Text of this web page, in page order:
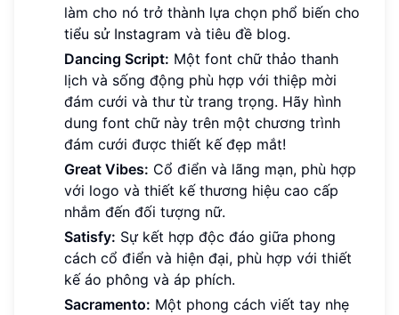
làm cho nó trở thành lựa chọn phổ biến cho
tiểu sử Instagram và tiêu đề blog.
Dancing Script: Một font chữ thảo thanh
lịch và sống động phù hợp với thiệp mời
đám cưới và thư từ trang trọng. Hãy hình
dung font chữ này trên một chương trình
đám cưới được thiết kế đẹp mắt!
Great Vibes: Cổ điển và lãng mạn, phù hợp
với logo và thiết kế thương hiệu cao cấp
nhắm đến đối tượng nữ.
Satisfy: Sự kết hợp độc đáo giữa phong
cách cổ điển và hiện đại, phù hợp với thiết
kế áo phông và áp phích.
Sacramento: Một phong cách viết tay nhẹ